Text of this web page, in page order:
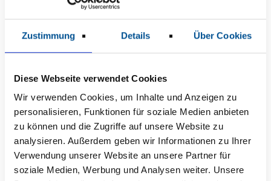
Zustimmung Details Über Cookies
Diese Webseite verwendet Cookies
Wir verwenden Cookies, um Inhalte und Anzeigen zu
personalisieren, Funktionen für soziale Medien anbieten
zu können und die Zugriffe auf unsere Website zu
analysieren. Außerdem geben wir Informationen zu Ihrer
Verwendung unserer Website an unsere Partner für
soziale Medien, Werbung und Analysen weiter. Unsere